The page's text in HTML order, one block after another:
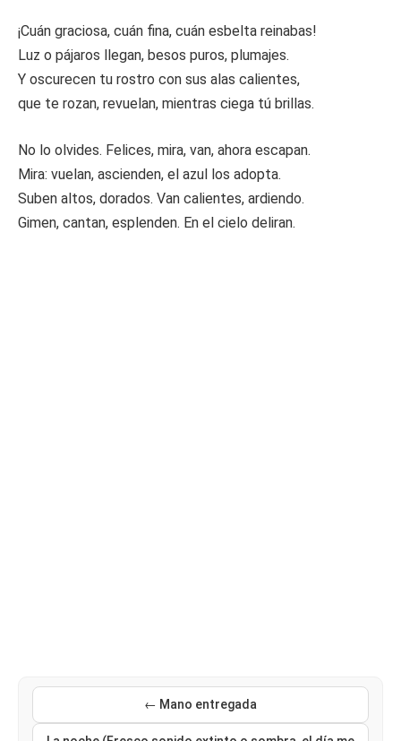
¡Cuán graciosa, cuán fina, cuán esbelta reinabas!
Luz o pájaros llegan, besos puros, plumajes.
Y oscurecen tu rostro con sus alas calientes,
que te rozan, revuelan, mientras ciega tú brillas.
No lo olvides. Felices, mira, van, ahora escapan.
Mira: vuelan, ascienden, el azul los adopta.
Suben altos, dorados. Van calientes, ardiendo.
Gimen, cantan, esplenden. En el cielo deliran.
← Mano entregada